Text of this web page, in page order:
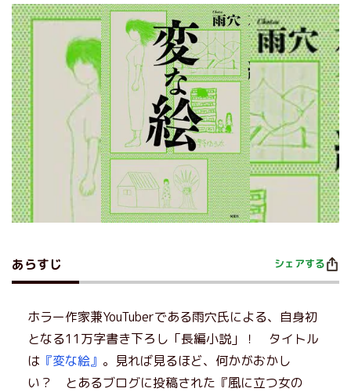
あらすじ シェアする
ホラー作家兼YouTuberである雨穴氏による、自身初
となる11万字書き下ろし「長編小説」！ タイトル
は 『変な絵』 。見れば見るほど、何かがおかし
い？ とあるブログに投稿された『風に立つ女の